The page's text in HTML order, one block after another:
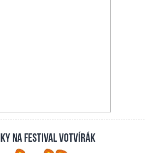
na festival Votvírák